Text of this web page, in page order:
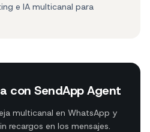
e IA multicanal para
con SendApp Agent
multicanal en WhatsApp y
recargos en los mensajes.